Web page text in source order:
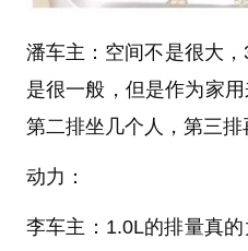
潘车主：空间不是很大
是很一般，但是作为家
第二排坐几个人，第三排
动力：
李车主：1.0L的排量真